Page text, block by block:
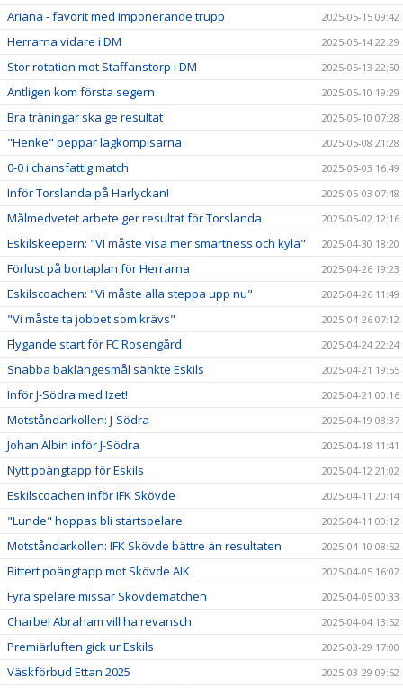
Ariana - favorit med imponerande trupp 2025-05-15 09:42
Herrarna vidare i DM 2025-05-14 22:29
Stor rotation mot Staffanstorp i DM 2025-05-13 22:50
Äntligen kom första segern 2025-05-10 19:29
Bra träningar ska ge resultat 2025-05-10 07:28
"Henke" peppar lagkompisarna 2025-05-08 21:28
0-0 i chansfattig match 2025-05-03 16:49
Inför Torslanda på Harlyckan! 2025-05-03 07:48
Målmedvetet arbete ger resultat för Torslanda 2025-05-02 12:16
Eskilskeepern: "VI måste visa mer smartness och kyla" 2025-04-30 18:20
Förlust på bortaplan för Herrarna 2025-04-26 19:23
Eskilscoachen: "Vi måste alla steppa upp nu" 2025-04-26 11:49
"Vi måste ta jobbet som krävs" 2025-04-26 07:12
Flygande start för FC Rosengård 2025-04-24 22:24
Snabba baklängesmål sänkte Eskils 2025-04-21 19:55
Inför J-Södra med Izet! 2025-04-21 00:16
Motståndarkollen: J-Södra 2025-04-19 08:37
Johan Albin inför J-Södra 2025-04-18 11:41
Nytt poängtapp för Eskils 2025-04-12 21:02
Eskilscoachen inför IFK Skövde 2025-04-11 20:14
"Lunde" hoppas bli startspelare 2025-04-11 00:12
Motståndarkollen: IFK Skövde bättre än resultaten 2025-04-10 08:52
Bittert poängtapp mot Skövde AIK 2025-04-05 16:02
Fyra spelare missar Skövdematchen 2025-04-05 00:33
Charbel Abraham vill ha revansch 2025-04-04 13:52
Premiärluften gick ur Eskils 2025-03-29 17:00
Väskförbud Ettan 2025 2025-03-29 09:52